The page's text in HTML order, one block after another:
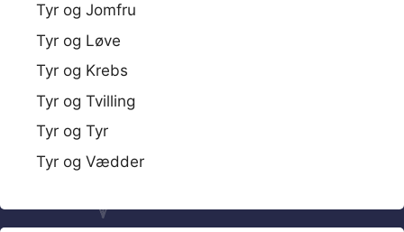
Tyr og Jomfru
Tyr og Løve
Tyr og Krebs
Tyr og Tvilling
Tyr og Tyr
Tyr og Vædder